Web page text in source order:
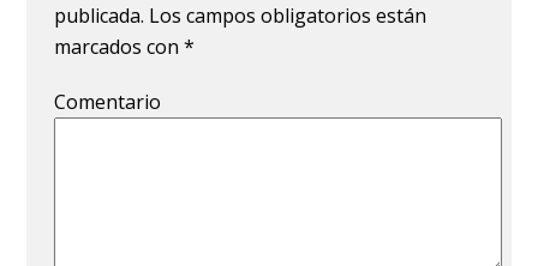
publicada. Los campos obligatorios están
marcados con*
Comentario